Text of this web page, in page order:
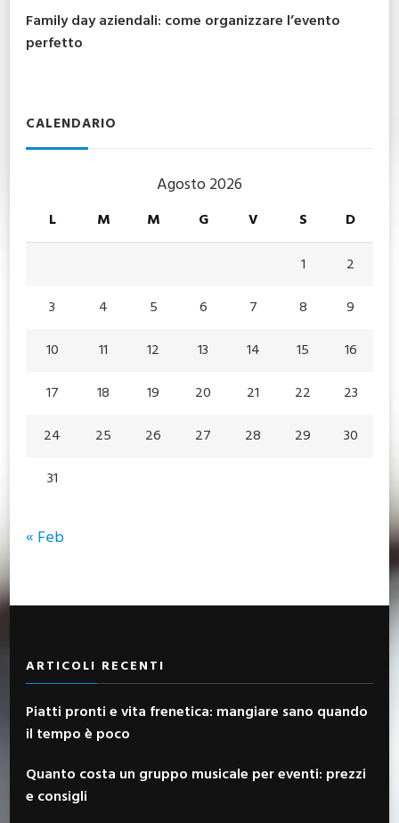
Family day aziendali: come organizzare l’evento
perfetto
CALENDARIO
Agosto 2026
L M M G V S
D
1
2
3
4 5 6 7 8
9
10
11 12 13 14 15
16
17
18 19 20 21 22
23
24
25 26 27 28 29
30
31
« Feb
ARTICOLI RECENTI
Piatti pronti e vita frenetica: mangiare sano quando
il tempo è poco
Quanto costa un gruppo musicale per eventi: prezzi
e consigli